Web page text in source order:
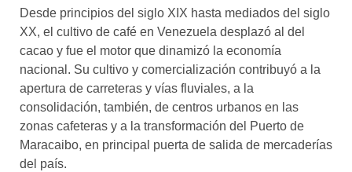
Desde principios del siglo XIX hasta mediados del siglo
XX, el cultivo de café en Venezuela desplazó al del
cacao y fue el motor que dinamizó la economía
nacional. Su cultivo y comercialización contribuyó a la
apertura de carreteras y vías fluviales, a la
consolidación, también, de centros urbanos en las
zonas cafeteras y a la transformación del Puerto de
Maracaibo, en principal puerta de salida de mercaderías
del país.